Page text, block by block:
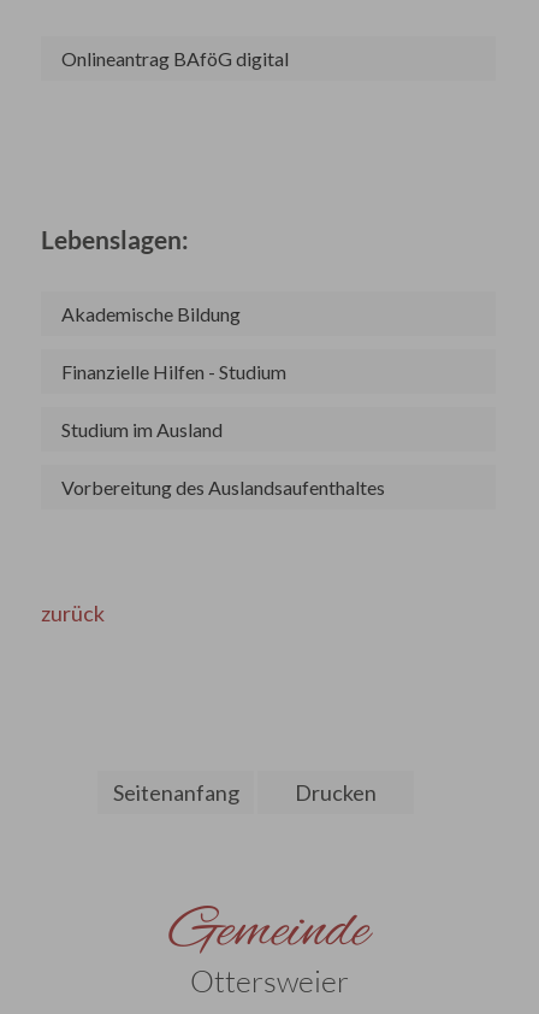
Onlineantrag BAföG digital
Lebenslagen:
Akademische Bildung
Finanzielle Hilfen - Studium
Studium im Ausland
Vorbereitung des Auslandsaufenthaltes
zurück
Seitenanfang Drucken
Gemeinde
Ottersweier